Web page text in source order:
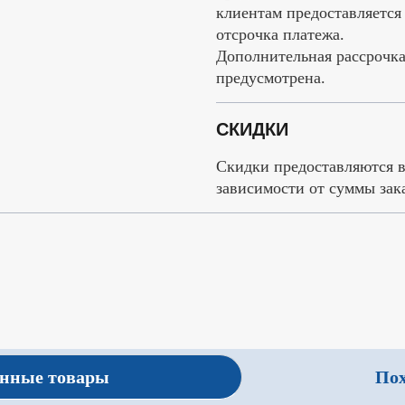
клиентам предоставляется
отсрочка платежа.
Дополнительная
предусмотрена.
СКИДКИ
Скидки предоставляются в
зависимости от суммы
товары